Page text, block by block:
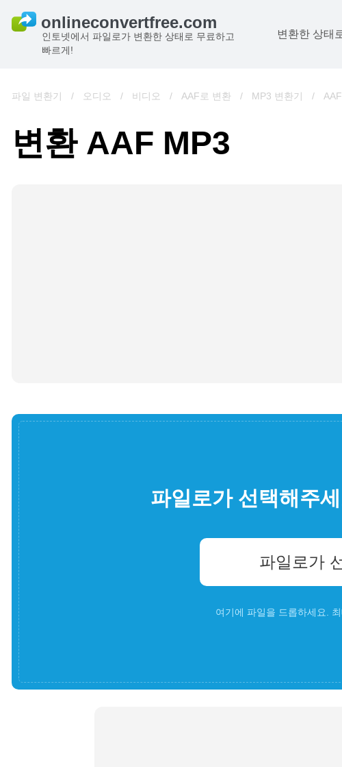
인토넷에서 파일로가 변환한 상태로 무료하고
빠르게!
변환한 상태
그림
파일 변환기 / 오디오 / 비디오 / AAF로 변환 / MP3 변환기 /
변환 AAF MP3
파일로가 선택해주
파일로가
여기에 파일을 드롭하세요.